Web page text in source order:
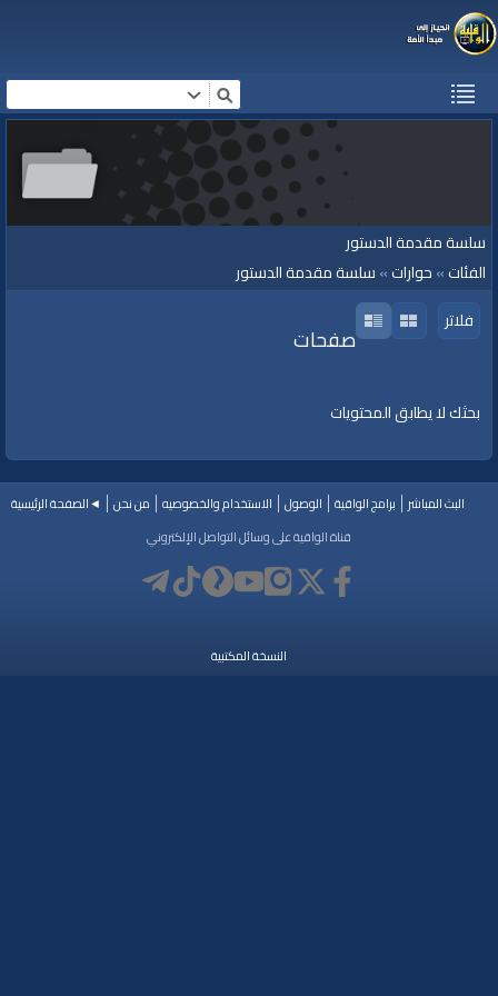
سلسة مقدمة الدستور
الفئات»حوارات»سلسة مقدمة الدستور
فلاتر
صفحات
بحثك لا يطابق المحتويات
البث المباشر برامج الواقية الوصول الاستخدام والخصوصيه من نحن
◄الصفحة الرئيسية
قناة الواقية على وسائل التواصل الإلكتروني
النسخة المكتبية